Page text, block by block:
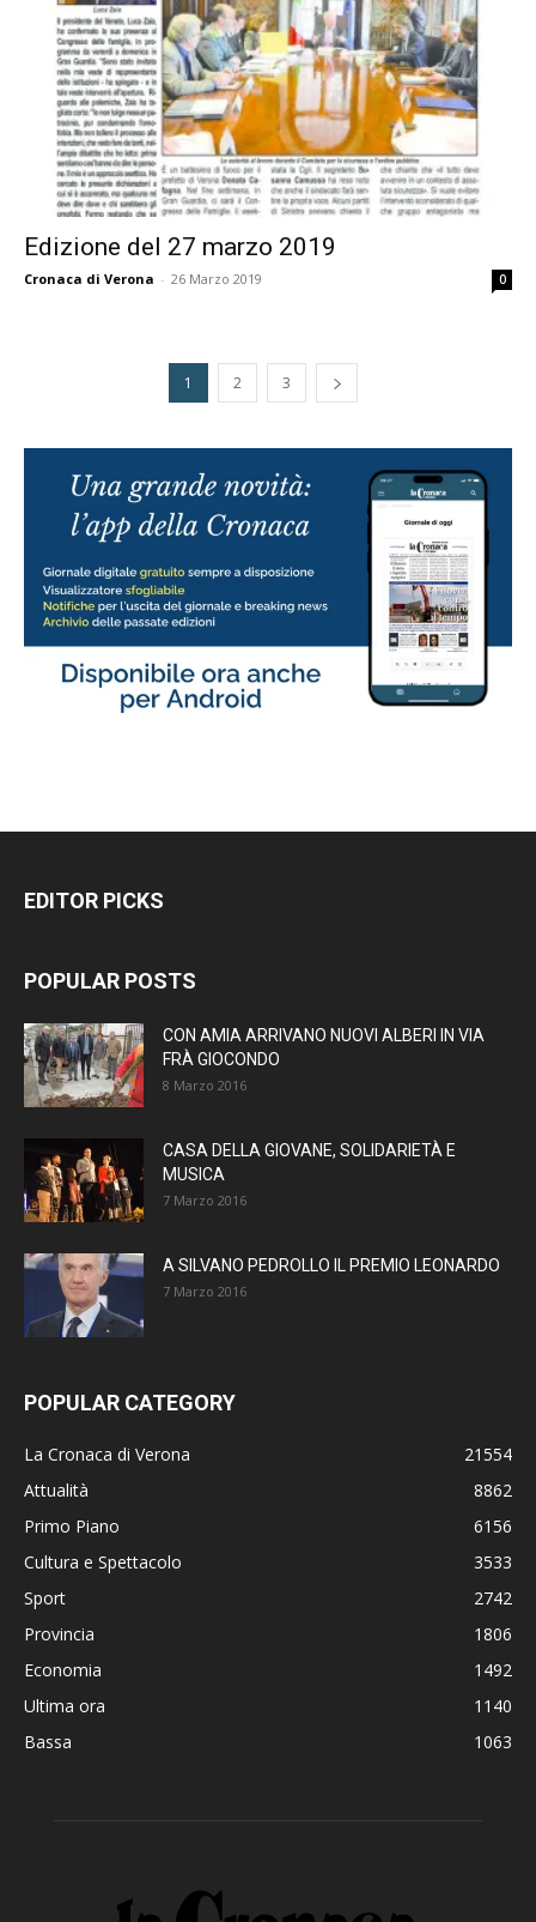
Edizione del 27 marzo 2019
Cronaca di Verona - 26 Marzo 2019 0
1 2 3
EDITOR PICKS
POPULAR POSTS
CON AMIA ARRIVANO NUOVI ALBERI IN VIA
FRÀ GIOCONDO
8 Marzo 2016
CASA DELLA GIOVANE, SOLIDARIETÀ E
MUSICA
7 Marzo 2016
A SILVANO PEDROLLO IL PREMIO LEONARDO
7 Marzo 2016
POPULAR CATEGORY
La Cronaca di Verona
21554
Attualità
8862
Primo Piano
6156
Cultura e Spettacolo
3533
Sport
2742
Provincia
1806
Economia
1492
Ultima ora
1140
Bassa
1063